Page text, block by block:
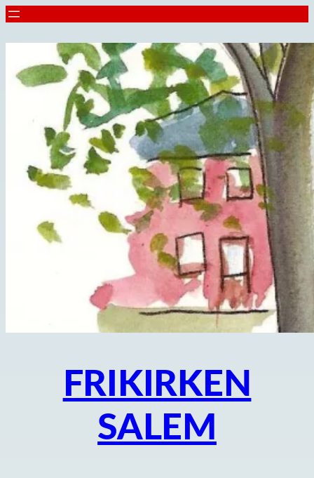
Spring
FRIKIRKEN
SALEM